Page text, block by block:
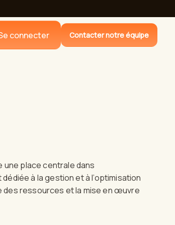
connecter Contacter notre équipe
une place centrale dans
à la gestion et à l’optimisation
des ressources et la mise en œuvre